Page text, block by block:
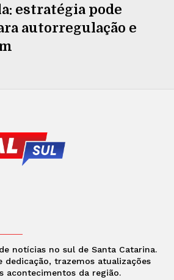
estratégia pode
autorregulação e
notícias no sul de Santa Catarina.
dedicação, trazemos atualizações
acontecimentos da região.